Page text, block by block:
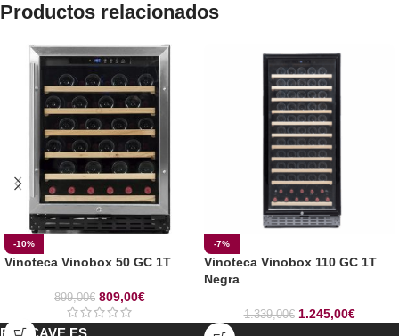
Productos relacionados
-10%
Vinoteca Vinobox 50 GC 1T
899,00€ 809,00€
-7%
Vinoteca Vinobox 110 GC 1T
Negra
1.339,00€ 1.245,00€
ENOCAVE.ES